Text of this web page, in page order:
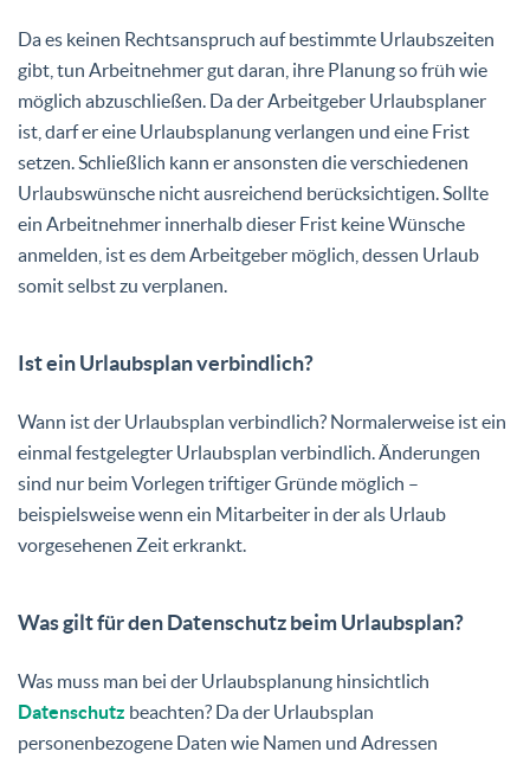
Da es keinen Rechtsanspruch auf bestimmte Urlaubszeiten
gibt, tun Arbeitnehmer gut daran, ihre Planung so früh wie
möglich abzuschließen. Da der Arbeitgeber Urlaubsplaner
ist, darf er eine Urlaubsplanung verlangen und eine Frist
setzen. Schließlich kann er ansonsten die verschiedenen
Urlaubswünsche nicht ausreichend berücksichtigen. Sollte
ein Arbeitnehmer innerhalb dieser Frist keine Wünsche
anmelden, ist es dem Arbeitgeber möglich, dessen Urlaub
somit selbst zu verplanen.
Ist ein Urlaubsplan verbindlich?
Wann ist der Urlaubsplan verbindlich? Normalerweise ist ein
einmal festgelegter Urlaubsplan verbindlich. Änderungen
sind nur beim Vorlegen triftiger Gründe möglich –
beispielsweise wenn ein Mitarbeiter in der als Urlaub
vorgesehenen Zeit erkrankt.
Was gilt für den Datenschutz beim Urlaubsplan?
Was muss man bei der Urlaubsplanung hinsichtlich
Datenschutz beachten? Da der Urlaubsplan
personenbezogene Daten wie Namen und Adressen